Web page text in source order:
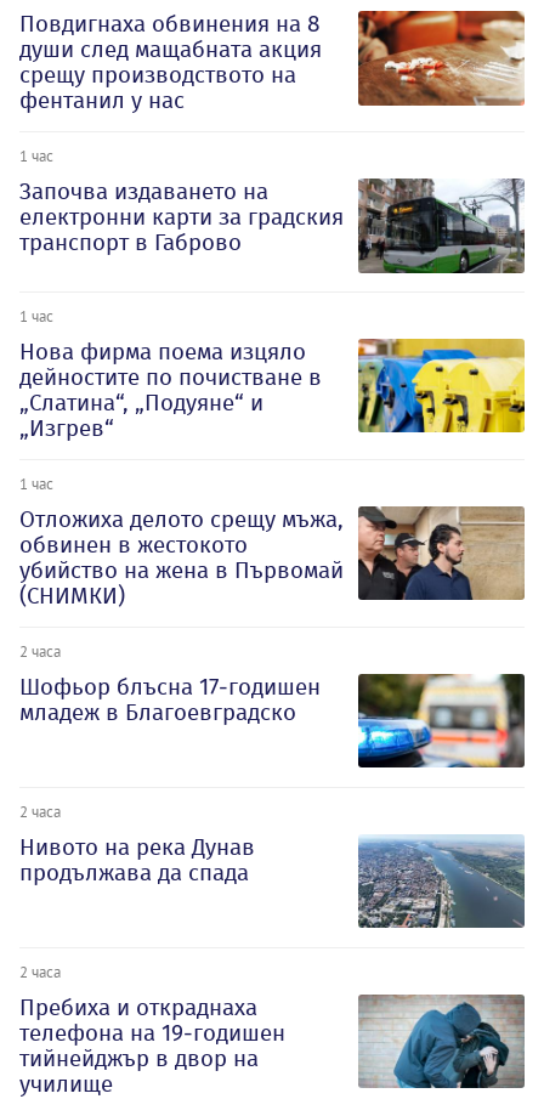
Повдигнаха обвинения на 8
души след мащабната акция
срещу производството на
фентанил у нас
1 час
Започва издаването на
електронни карти за градския
транспорт в Габрово
1 час
Нова фирма поема изцяло
дейностите по почистване в
„Слатина“, „Подуяне“ и
„Изгрев“
1 час
Отложиха делото срещу мъжа,
обвинен в жестокото
убийство на жена в Първомай
(СНИМКИ)
2 часа
Шофьор блъсна 17-годишен
младеж в Благоевградско
2 часа
Нивото на река Дунав
продължава да спада
2 часа
Пребиха и откраднаха
телефона на 19-годишен
тийнейджър в двор на
училище